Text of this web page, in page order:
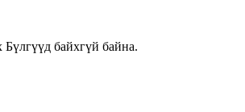
Бүлгүүд байхгүй байна.